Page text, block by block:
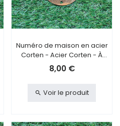
Numéro de maison en acier
Corten - Acier Corten - À
coller - 3
8,00 €
Voir le produit